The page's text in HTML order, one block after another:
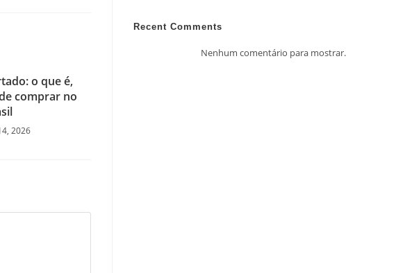
o que é,
comprar no
2026
Recent Comments
Nenhum comentário para mostrar.